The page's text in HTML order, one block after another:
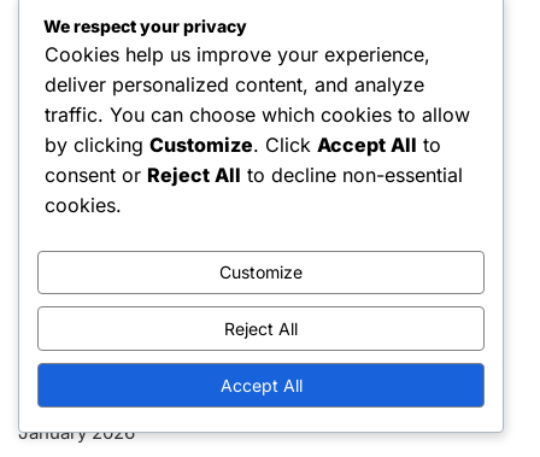
1V1 Pickleball: Egzekwowanie fauli, Autorytet sędziego,
Zachowanie gracza
1V1 Pickleball: Rodzaje fauli, konsekwencje w grze,
odpowiedzialność graczy
1v1 Pickleball – Punkty: Format, Typy meczów,
Zaangażowanie graczy
1V1 Pickleball: Obowiązki gracza, Role sędziego,
January 2026
We respect your privacy
Cookies help us improve your experience,
deliver personalized content, and analyze
traffic. You can choose which cookies to allow
by clicking Customize. Click Accept All to
consent or Reject All to decline non-essential
cookies.
Customize
Reject All
Accept All